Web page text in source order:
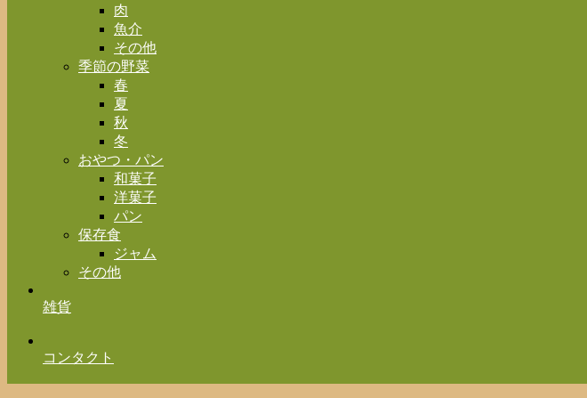
肉
魚介
その他
季節の野菜
春
夏
秋
冬
おやつ・パン
和菓子
洋菓子
パン
保存食
ジャム
その他
雑貨
コンタクト